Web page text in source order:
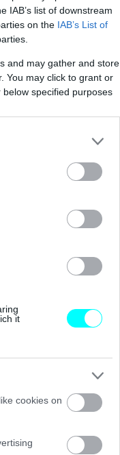
IAB’s list of downstream
on the IAB’s List of
and may gather and store
You may click to grant or
specified purposes
it
cookies on